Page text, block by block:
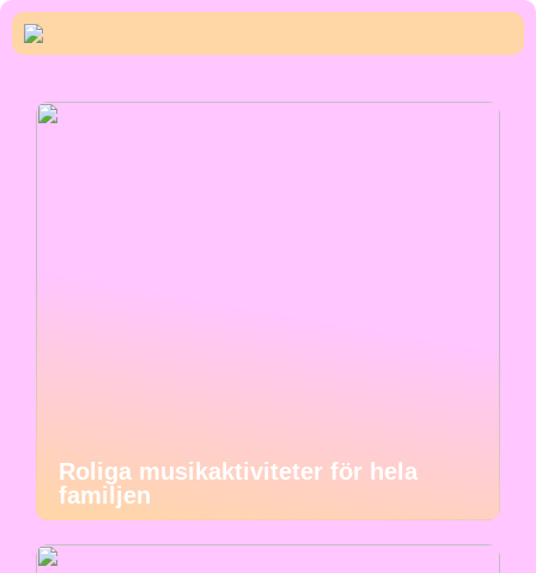
Roliga musikaktiviteter för hela
familjen